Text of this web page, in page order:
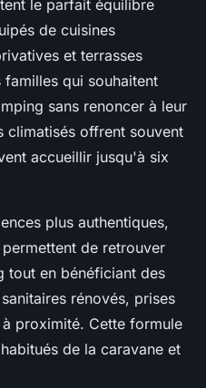
le parfait équilibre
de cuisines
et terrasses
qui souhaitent
sans renoncer à leur
climatisés offrent souvent
accueillir jusqu'à six
plus authentiques,
permettent de retrouver
tout en bénéficiant des
rénovés, prises
proximité. Cette formule
de la caravane et